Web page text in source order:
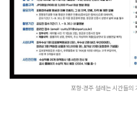
포항·경주 설레는 시간들의